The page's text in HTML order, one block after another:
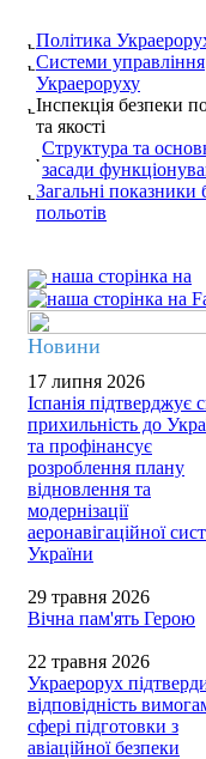
Політика
Системи управління
Украероруху
Інспекція безпеки
та якості
Структура та
засади
Загальні показники
польотів
наша сторінка на
Новини
17 липня 2026
Іспанія підтверджує
прихильність до
та профінансує
розроблення плану
відновлення та
модернізації
аеронавігаційної
України
29 травня 2026
Вічна пам'ять Герою
22 травня 2026
Украерорух
відповідність
сфері підготовки з
авіаційної безпеки